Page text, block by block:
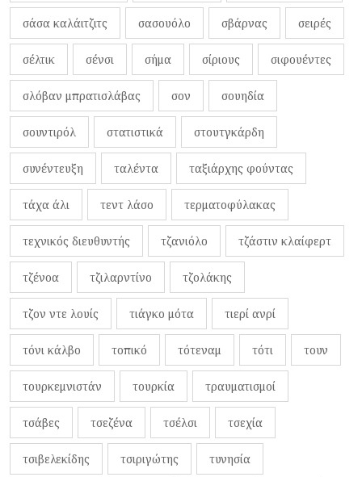
σάσα καλάιτζιτς σασουόλο σβάρνας σειρές
σέλτικ σένσι σήμα σίριους σιφουέντες
σλόβαν μπρατισλάβας σον σουηδία
σουντιρόλ στατιστικά στουτγκάρδη
συνέντευξη ταλέντα ταξιάρχης φούντας
τάχα άλι τεντ λάσο τερματοφύλακας
τεχνικός διευθυντής τζανιόλο τζάστιν κλαίφερτ
τζένοα τζιλαρντίνο τζολάκης
τζον ντε λουίς τιάγκο μότα τιερί ανρί
τόνι κάλβο τοπικό τότεναμ τότι τουν
τουρκεμνιστάν τουρκία τραυματισμοί
τσάβες τσεζένα τσέλσι τσεχία
τσιβελεκίδης τσιριγώτης τυνησία